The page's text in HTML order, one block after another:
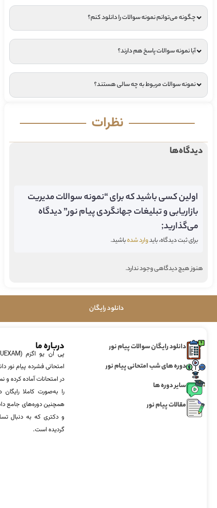
چگونه می‌توانم نمونه سوالات را دانلود کنم؟
آیا نمونه سوالات پاسخ هم دارند؟
نمونه سوالات مربوط به چه سالی هستند؟
نظرات
دیدگاه‌ها
اولین کسی باشید که برای “نمونه سوالات مدیریت
بازاریابی و تبلیغات جهانگردی پیام نور” دیدگاه
می‌گذارید;
برای ثبت دیدگاه، بایدوارد شدهباشید.
هنوز هیچ دیدگاهی وجود ندارد.
دانلود رایگان
دانلود رایگان سوالات پیام نور
دوره های شب امتحانی پیام نور
سایر دوره ها
مقالات پیام نور
درباره ما
امتحانی فشرده پیام نور
در امتحانات آماده‌ کرده
را به‌صورت کاملا
همچنین دوره‌های جامع
و دکتری که به دنبال
گردیده است.